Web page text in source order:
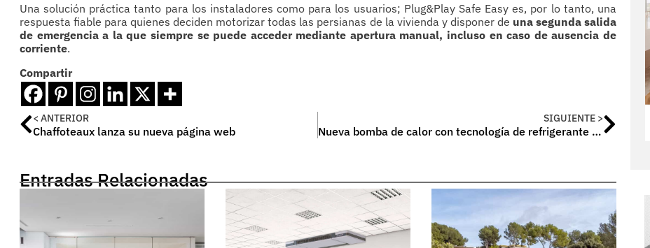
Una solución práctica tanto para los instaladores como para los usuarios; Plug&Play Safe Easy es, por lo tanto, una
respuesta fiable para quienes deciden motorizar todas las persianas de la vivienda y disponer de una segunda salida
de emergencia a la que siempre se puede acceder mediante apertura manual, incluso en caso de ausencia de
corriente.
Compartir
< ANTERIOR
Chaffoteaux lanza su nueva página web
SIGUIENTE >
Nueva bomba de calor con tecnología de refrigerante natural de Vaillant
Entradas Relacionadas